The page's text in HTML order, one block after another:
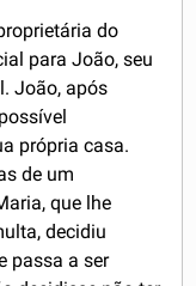
do
para João, seu
João, após
própria casa.
de um
que lhe
decidiu
passa a ser